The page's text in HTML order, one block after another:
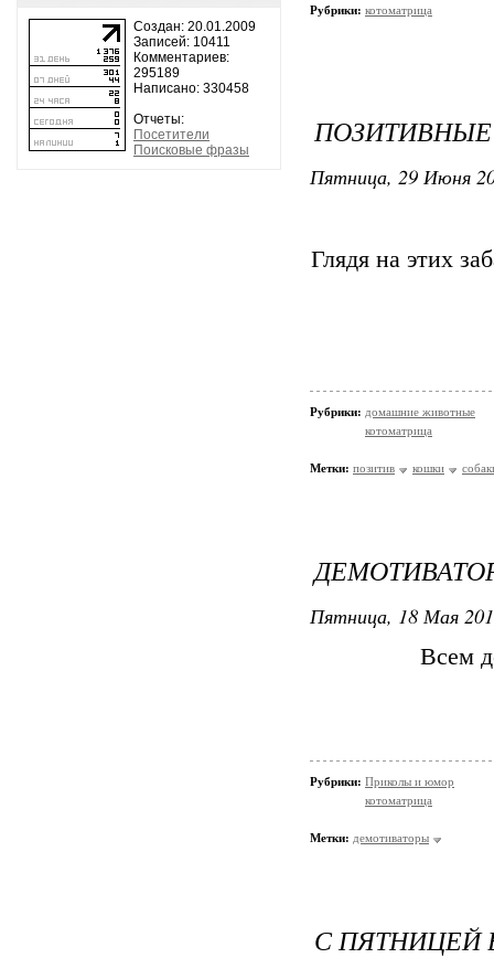
Создан: 20.01.2009
Записей: 10411
Комментариев:
295189
Написано: 330458
Отчеты:
Посетители
Поисковые фразы
Рубрики: котоматрица
ПОЗИТИВНЫЕ
Пятница, 29 Июня
Глядя на этих
Рубрики: домашние животные
котоматрица
Метки: позитив кошки
Пятница, 18 Мая
Всем
Рубрики: Приколы и юмор
котоматрица
Метки: демотиваторы
С ПЯТНИЦЕЙ